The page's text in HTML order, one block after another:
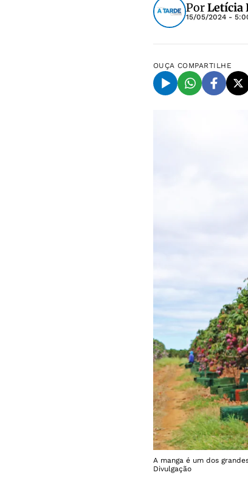
PorLetícia
15/05/2024 -
OUÇA COMPARTILHE
A manga é um dos
Divulgação